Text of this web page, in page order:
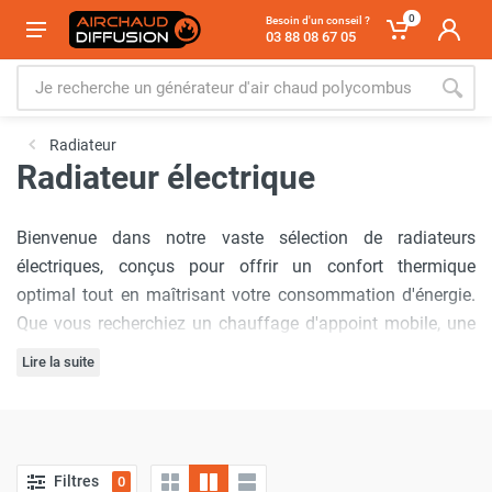
Besoin d'un conseil ?
03 88 08 67 05
0
Radiateur
Radiateur électrique
Bienvenue dans notre vaste sélection de radiateurs
électriques, conçus pour offrir un confort thermique
optimal tout en maîtrisant votre consommation d'énergie.
Que vous recherchiez un chauffage d'appoint mobile, une
solution de chauffage central performante ou un radiateur
fonctionnalités pour un confort sur mesure.
votre intérieur !
Lire la suite
Filtres 0